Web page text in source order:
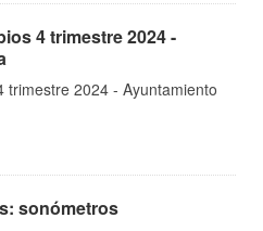
4 trimestre 2024 -
trimestre 2024 - Ayuntamiento
sonómetros